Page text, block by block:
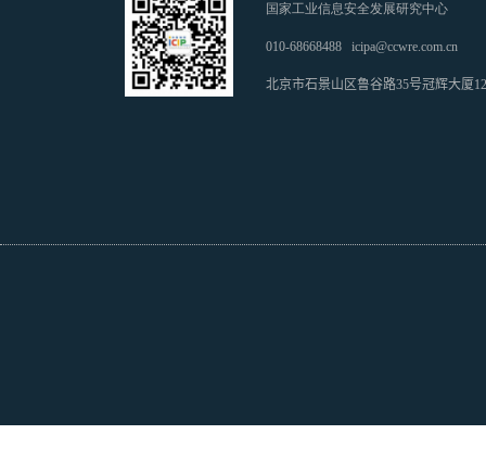
国家工业信息安全发展研究中心
010-68668488 icipa@ccwre.com.cn
北京市石景山区鲁谷路35号冠辉大厦